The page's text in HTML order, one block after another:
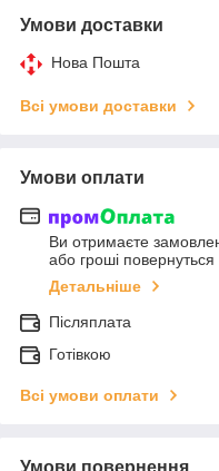
Умови доставки
Нова Пошта
Всі умови доставки
Умови оплати
Ви отримаєте
або гроші
Детальніше
Післяплата
Готівкою
Всі умови оплати